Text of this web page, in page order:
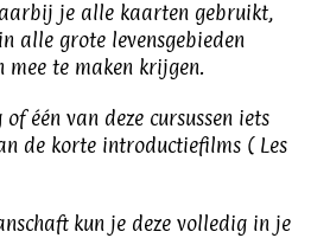
je alle kaarten gebruikt,
alle grote levensgebieden
te maken krijgen.
één van deze cursussen iets
de korte introductiefilms ( Les
kun je deze volledig in je